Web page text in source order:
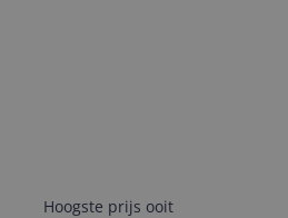
Hoogste prijs ooit